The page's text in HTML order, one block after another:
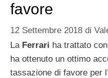
favore
12 Settembre 2018 di
LaFerrari ha trattato con
ha ottenuto un ottimo
tassazione di favore per